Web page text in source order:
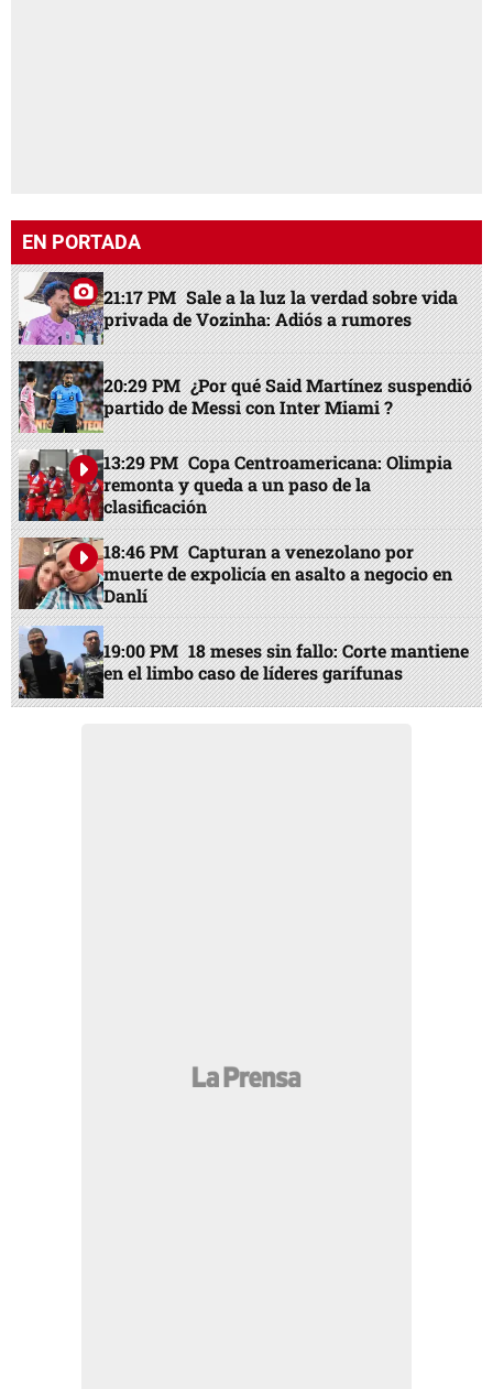
EN PORTADA
21:17 PM Sale a la luz la verdad sobre vida
privada de Vozinha: Adiós a rumores
20:29 PM ¿Por qué Said Martínez suspendió
partido de Messi con Inter Miami ?
13:29 PM Copa Centroamericana: Olimpia
remonta y queda a un paso de la
clasificación
18:46 PM Capturan a venezolano por
muerte de expolicía en asalto a negocio en
Danlí
19:00 PM 18 meses sin fallo: Corte mantiene
en el limbo caso de líderes garífunas